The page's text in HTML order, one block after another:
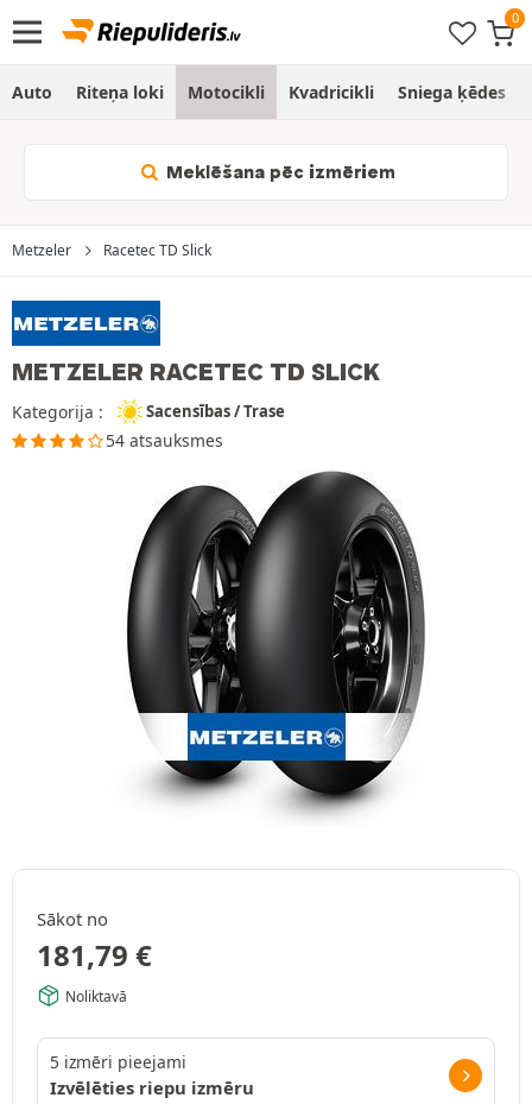
Auto Riteņa loki Motocikli Kvadricikli Sniega ķēdes
Meklēšana pēc izmēriem
Metzeler Racetec TD Slick
METZELER RACETEC TD SLICK
Kategorija : Sacensības / Trase
54 atsauksmes
Sākot no
181,79 €
Noliktavā
5 izmēri pieejami
Izvēlēties riepu izmēru